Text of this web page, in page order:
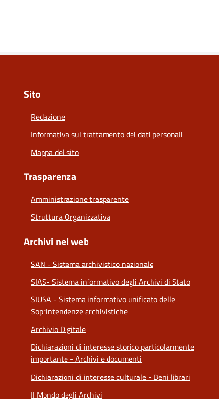
Sito
Redazione
Informativa sul trattamento dei dati personali
Mappa del sito
Trasparenza
Amministrazione trasparente
Struttura Organizzativa
Archivi nel web
SAN - Sistema archivistico nazionale
SIAS- Sistema informativo degli Archivi di Stato
SIUSA - Sistema informativo unificato delle
Soprintendenze archivistiche
Archivio Digitale
Dichiarazioni di interesse storico particolarmente
importante - Archivi e documenti
Dichiarazioni di interesse culturale - Beni librari
Il Mondo degli Archivi